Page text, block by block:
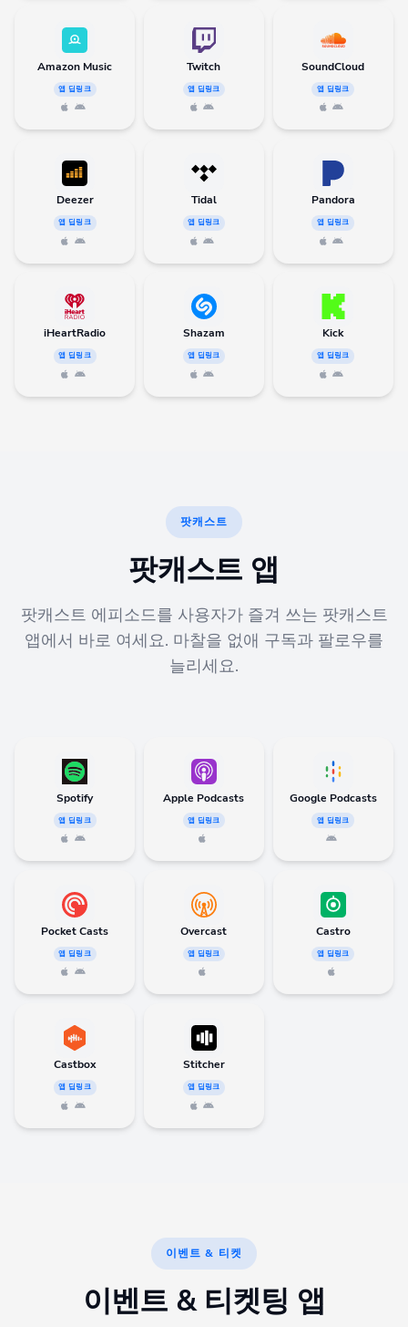
Amazon Music
앱 딥링크
Twitch
앱 딥링크
SoundCloud
앱 딥링크
Deezer
앱 딥링크
Tidal
앱 딥링크
Pandora
앱 딥링크
iHeartRadio
앱 딥링크
Shazam
앱 딥링크
Kick
앱 딥링크
팟캐스트
팟캐스트 앱
팟캐스트 에피소드를 사용자가 즐겨 쓰는 팟캐스트
앱에서 바로 여세요. 마찰을 없애 구독과 팔로우를
늘리세요.
Spotify
앱 딥링크
Apple Podcasts
앱 딥링크
Google Podcasts
앱 딥링크
Pocket Casts
앱 딥링크
Overcast
앱 딥링크
Castro
앱 딥링크
Castbox
앱 딥링크
Stitcher
앱 딥링크
이벤트 & 티켓
이벤트 & 티켓팅 앱